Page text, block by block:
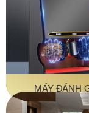
MÁY ĐÁNH